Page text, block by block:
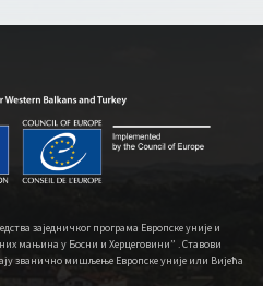
заједничког програма Европске уније и
мањина у Босни и Херцеговини” . Ставови
званично мишљење Европске уније или Вијећа